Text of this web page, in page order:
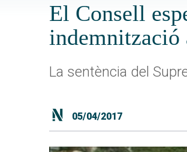
El Consell
indemnització
La sentència del
05/04/2017